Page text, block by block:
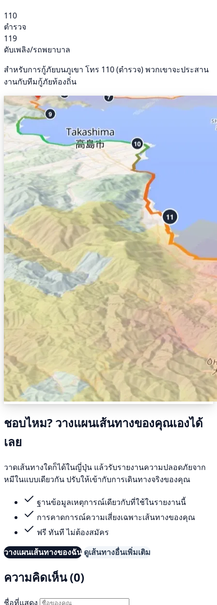
110
ตำรวจ
119
ดับเพลิง/รถพยาบาล
สำหรับการกู้ภัยบนภูเขา โทร 110 (ตำรวจ) พวกเขาจะประสาน
งานกับทีมกู้ภัยท้องถิ่น
ชอบไหม? วางแผนเส้นทางของคุณเองได้
เลย
วาดเส้นทางใดก็ได้ในญี่ปุ่น แล้วรับรายงานความปลอดภัยจาก
หมีในแบบเดียวกัน ปรับให้เข้ากับการเดินทางจริงของคุณ
ฐานข้อมูลเหตุการณ์เดียวกับที่ใช้ในรายงานนี้
การคาดการณ์ความเสี่ยงเฉพาะเส้นทางของคุณ
ฟรี ทันที ไม่ต้องสมัคร
วางแผนเส้นทางของฉัน ดูเส้นทางอื่นเพิ่มเติม
ความคิดเห็น (0)
ชื่อที่แสดง